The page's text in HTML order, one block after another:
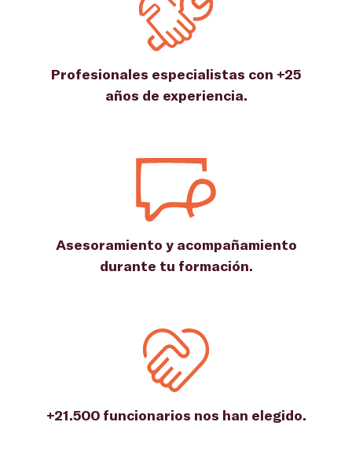
Profesionales especialistas con +25
años de experiencia.
Asesoramiento y acompañamiento
durante tu formación.
+21.500 funcionarios nos han elegido.